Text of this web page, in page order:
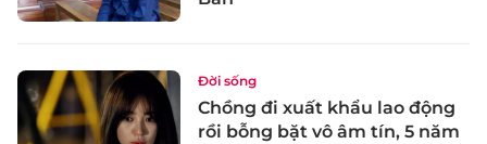
Đời sống
Chồng đi xuất khẩu lao động
rồi bỗng bặt vô âm tín, 5 năm